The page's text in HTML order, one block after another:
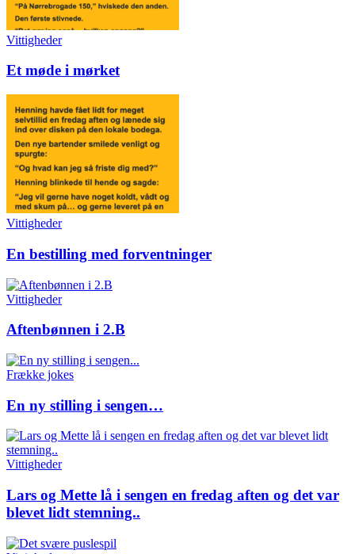
Vittigheder
Et møde i mørket
Vittigheder
En bestilling med forventninger
Vittigheder
Aftenbønnen i 2.B
Frække jokes
En ny stilling i sengen…
Vittigheder
Lars og Mette lå i sengen en fredag aften og det var
blevet lidt stemning..